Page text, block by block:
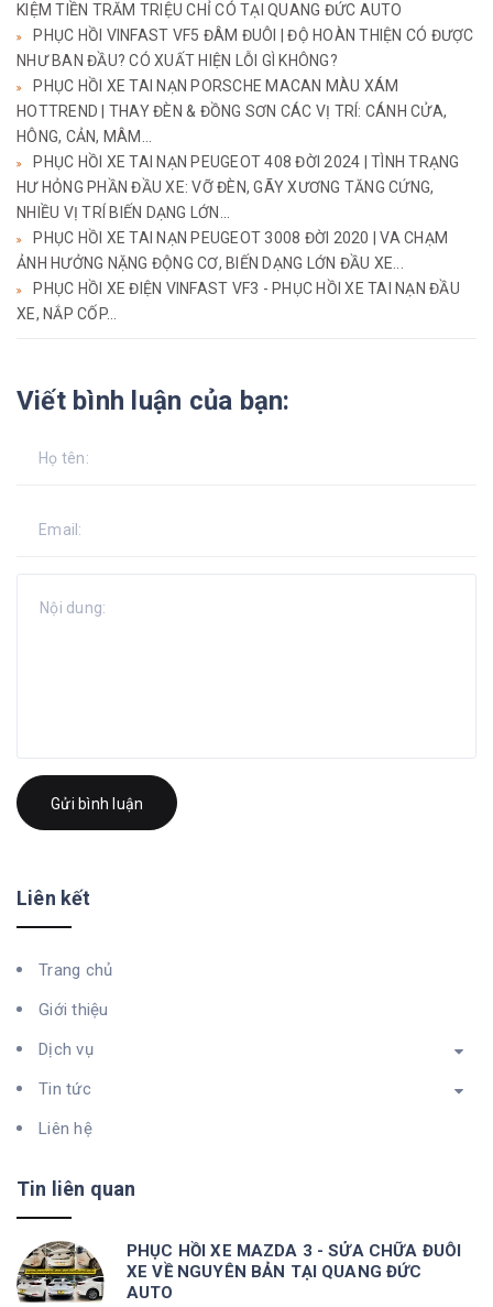
KIỆM TIỀN TRĂM TRIỆU CHỈ CÓ TẠI QUANG ĐỨC AUTO
PHỤC HỒI VINFAST VF5 ĐÂM ĐUÔI | ĐỘ HOÀN THIỆN CÓ ĐƯỢC
NHƯ BAN ĐẦU? CÓ XUẤT HIỆN LỖI GÌ KHÔNG?
PHỤC HỒI XE TAI NẠN PORSCHE MACAN MÀU XÁM
HOTTREND | THAY ĐÈN & ĐỒNG SƠN CÁC VỊ TRÍ: CÁNH CỬA,
HÔNG, CẢN, MÂM...
PHỤC HỒI XE TAI NẠN PEUGEOT 408 ĐỜI 2024 | TÌNH TRẠNG
HƯ HỎNG PHẦN ĐẦU XE: VỠ ĐÈN, GÃY XƯƠNG TĂNG CỨNG,
NHIỀU VỊ TRÍ BIẾN DẠNG LỚN...
PHỤC HỒI XE TAI NẠN PEUGEOT 3008 ĐỜI 2020 | VA CHẠM
ẢNH HƯỞNG NẶNG ĐỘNG CƠ, BIẾN DẠNG LỚN ĐẦU XE...
PHỤC HỒI XE ĐIỆN VINFAST VF3 - PHỤC HỒI XE TAI NẠN ĐẦU
XE, NẮP CỐP...
Viết bình luận của bạn:
Gửi bình luận
Liên kết
Trang chủ
Giới thiệu
Dịch vụ
Tin tức
Liên hệ
Tin liên quan
PHỤC HỒI XE MAZDA 3 - SỬA CHỮA ĐUÔI
XE VỀ NGUYÊN BẢN TẠI QUANG ĐỨC
AUTO